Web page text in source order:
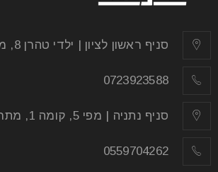
סניף ראשון לציון | ילדי טהרן 8, מתחם "gigi's"
0723923588
סניף נתניה | מפי 5, קומה 1, מתחם "Soho"
0559704262